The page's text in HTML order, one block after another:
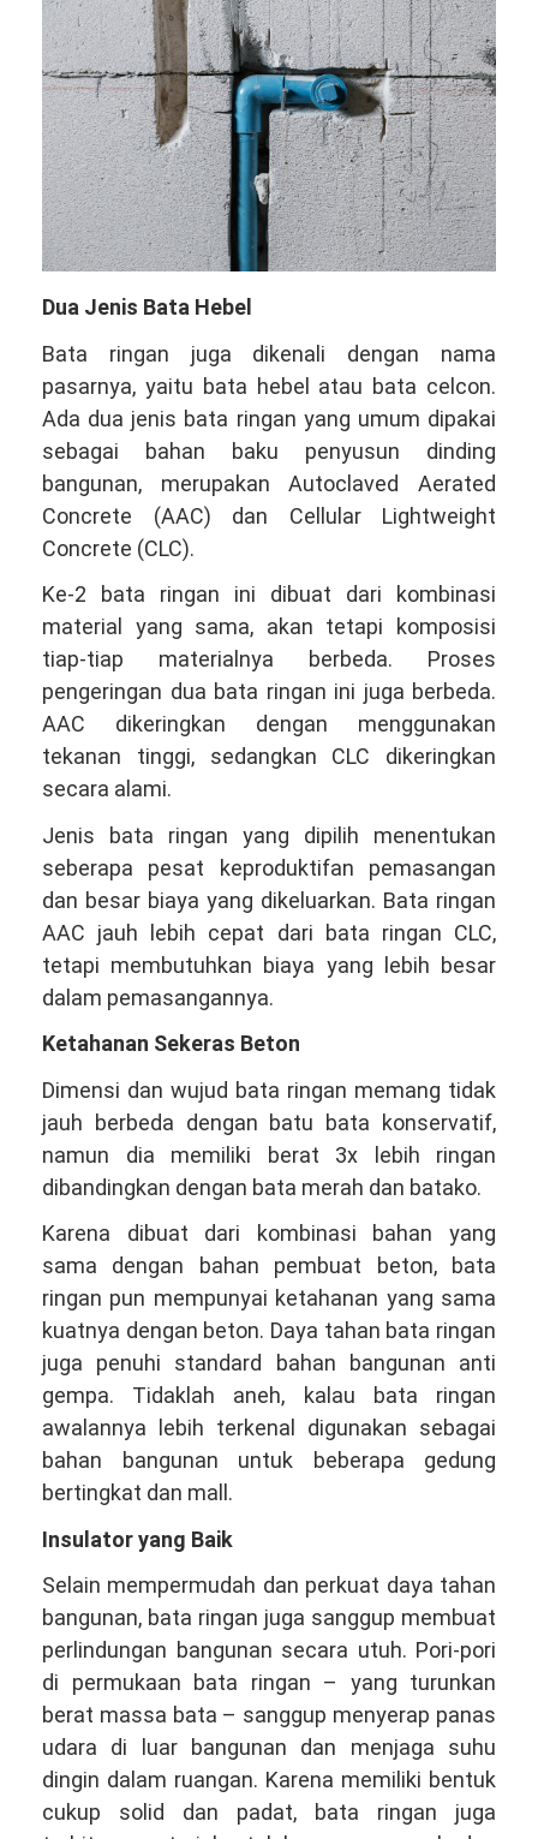
Dua Jenis Bata Hebel
Bata ringan juga dikenali dengan nama
pasarnya, yaitu bata hebel atau bata celcon.
Ada dua jenis bata ringan yang umum dipakai
sebagai bahan baku penyusun dinding
bangunan, merupakan Autoclaved Aerated
Concrete (AAC) dan Cellular Lightweight
Concrete (CLC).
Ke-2 bata ringan ini dibuat dari kombinasi
material yang sama, akan tetapi komposisi
tiap-tiap materialnya berbeda. Proses
pengeringan dua bata ringan ini juga berbeda.
AAC dikeringkan dengan menggunakan
tekanan tinggi, sedangkan CLC dikeringkan
secara alami.
Jenis bata ringan yang dipilih menentukan
seberapa pesat keproduktifan pemasangan
dan besar biaya yang dikeluarkan. Bata ringan
AAC jauh lebih cepat dari bata ringan CLC,
tetapi membutuhkan biaya yang lebih besar
dalam pemasangannya.
Ketahanan Sekeras Beton
Dimensi dan wujud bata ringan memang tidak
jauh berbeda dengan batu bata konservatif,
namun dia memiliki berat 3x lebih ringan
dibandingkan dengan bata merah dan batako.
Karena dibuat dari kombinasi bahan yang
sama dengan bahan pembuat beton, bata
ringan pun mempunyai ketahanan yang sama
kuatnya dengan beton. Daya tahan bata ringan
juga penuhi standard bahan bangunan anti
gempa. Tidaklah aneh, kalau bata ringan
awalannya lebih terkenal digunakan sebagai
bahan bangunan untuk beberapa gedung
bertingkat dan mall.
Insulator yang Baik
Selain mempermudah dan perkuat daya tahan
bangunan, bata ringan juga sanggup membuat
perlindungan bangunan secara utuh. Pori-pori
di permukaan bata ringan – yang turunkan
berat massa bata – sanggup menyerap panas
udara di luar bangunan dan menjaga suhu
dingin dalam ruangan. Karena memiliki bentuk
cukup solid dan padat, bata ringan juga